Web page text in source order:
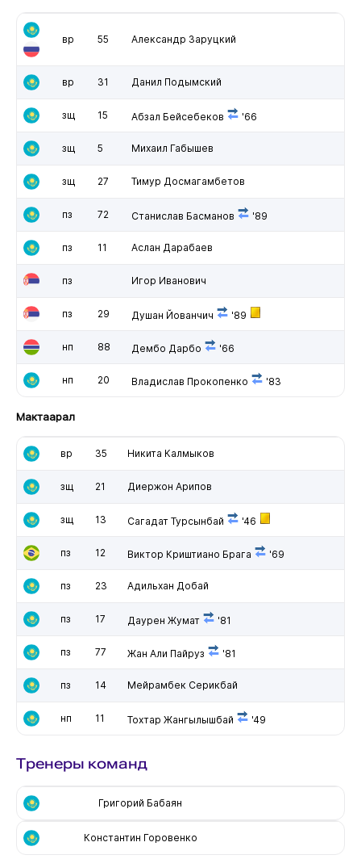
вр 55 Александр Заруцкий
вр 31 Данил Подымский
зщ 15 Абзал Бейсебеков '66
зщ 5 Михаил Габышев
зщ 27 Тимур Досмагамбетов
пз 72 Станислав Басманов '89
пз 11 Аслан Дарабаев
пз Игор Иванович
пз 29 Душан Йованчич '89
нп 88 Дембо Дарбо '66
нп 20 Владислав Прокопенко '83
Мактаарал
вр 35 Никита Калмыков
зщ 21 Диержон Арипов
зщ 13 Сагадат Турсынбай '46
пз 12 Виктор Криштиано Брага '69
пз 23 Адильхан Добай
пз 17 Даурен Жумат '81
пз 77 Жан Али Пайруз '81
пз 14 Мейрамбек Серикбай
нп 11 Тохтар Жангылышбай '49
Тренеры команд
Григорий Бабаян
Константин Горовенко